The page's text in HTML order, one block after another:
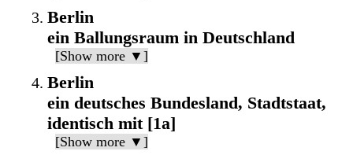
Berlin
ein Ballungsraum in Deutschland
[Show more ▼]
Berlin
ein deutsches Bundesland, Stadtstaat,
identisch mit [1a]
[Show more ▼]